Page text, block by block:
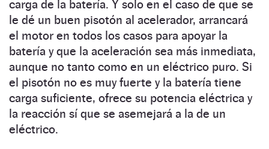
carga de la batería. Y solo en el caso de que se
le dé un buen pisotón al acelerador, arrancará
el motor en todos los casos para apoyar la
batería y que la aceleración sea más inmediata,
aunque no tanto como en un eléctrico puro. Si
el pisotón no es muy fuerte y la batería tiene
carga suficiente, ofrece su potencia eléctrica y
la reacción sí que se asemejará a la de un
eléctrico.